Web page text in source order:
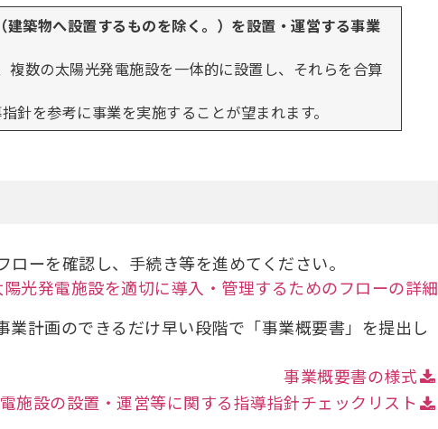
築物へ設置するものを除く。）を設置・運営する事業
数の太陽光発電施設を一体的に設置し、それらを合算
を参考に事業を実施することが望まれます。
ーを確認し、手続き等を進めてください。
陽光発電施設を適切に導入・管理するためのフローの詳細
計画のできるだけ早い段階で「事業概要書」を提出し
事業概要書の様式
施設の設置・運営等に関する指導指針チェックリスト